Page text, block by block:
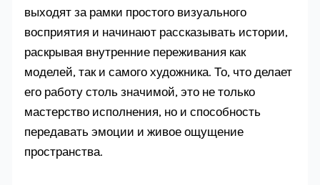
выходят за рамки простого визуального
восприятия и начинают рассказывать истории,
раскрывая внутренние переживания как
моделей, так и самого художника. То, что делает
его работу столь значимой, это не только
мастерство исполнения, но и способность
передавать эмоции и живое ощущение
пространства.